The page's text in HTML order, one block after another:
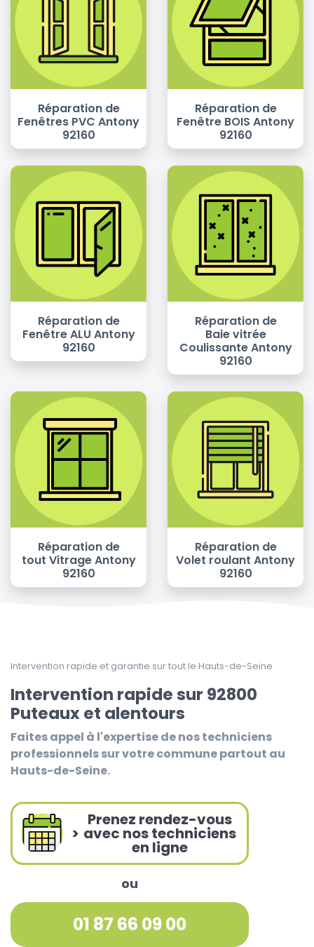
Réparation de
Fenêtres PVC Antony
92160
Réparation de
Fenêtre BOIS Antony
92160
Réparation de
Fenêtre ALU Antony
92160
Réparation de
Baie vitrée
Coulissante Antony
92160
Réparation de
tout Vitrage Antony
92160
Réparation de
Volet roulant Antony
92160
Intervention rapide et garantie sur tout le Hauts-de-Seine
Intervention rapide sur 92800
Puteaux et alentours
Faites appel à l'expertise de nos techniciens
professionnels sur votre commune partout au
Hauts-de-Seine.
>
Prenez rendez-vous
avec nos techniciens
en ligne
ou
01 87 66 09 00